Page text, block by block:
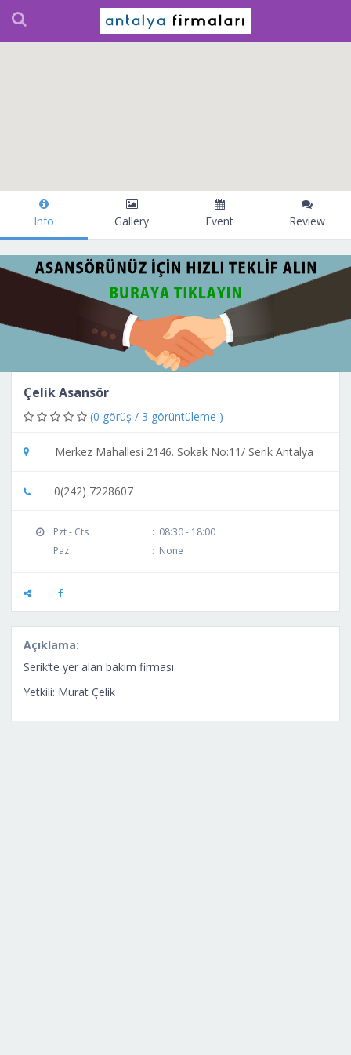
Info Gallery Event Review
Çelik Asansör
(0 görüş / 3 görüntüleme )
Merkez Mahallesi 2146. Sokak No:11/ Serik Antalya
0(242) 7228607
Pzt - Cts : 08:30 - 18:00
Paz
: None
Açıklama:
Serik’te yer alan bakım firması.
Yetkili: Murat Çelik